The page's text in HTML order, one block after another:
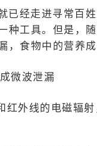
已经走进寻常百
种工具。但是，
，食物中的营养成
微波泄漏
红外线的电磁辐